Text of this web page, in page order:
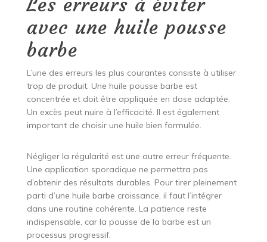
Les erreurs à éviter
avec une huile pousse
barbe
L’une des erreurs les plus courantes consiste à utiliser
trop de produit. Une huile pousse barbe est
concentrée et doit être appliquée en dose adaptée.
Un excès peut nuire à l’efficacité. Il est également
important de choisir une huile bien formulée.
Négliger la régularité est une autre erreur fréquente.
Une application sporadique ne permettra pas
d’obtenir des résultats durables. Pour tirer pleinement
parti d’une huile barbe croissance, il faut l’intégrer
dans une routine cohérente. La patience reste
indispensable, car la pousse de la barbe est un
processus progressif.